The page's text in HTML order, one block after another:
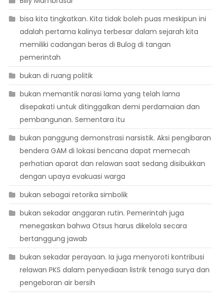
bisa kita tingkatkan. Kita tidak boleh puas meskipun ini
adalah pertama kalinya terbesar dalam sejarah kita
memiliki cadangan beras di Bulog di tangan
pemerintah
bukan di ruang politik
bukan memantik narasi lama yang telah lama
disepakati untuk ditinggalkan demi perdamaian dan
pembangunan. Sementara itu
bukan panggung demonstrasi narsistik. Aksi pengibaran
bendera GAM di lokasi bencana dapat memecah
perhatian aparat dan relawan saat sedang disibukkan
dengan upaya evakuasi warga
bukan sebagai retorika simbolik
bukan sekadar anggaran rutin. Pemerintah juga
menegaskan bahwa Otsus harus dikelola secara
bertanggung jawab
bukan sekadar perayaan. Ia juga menyoroti kontribusi
relawan PKS dalam penyediaan listrik tenaga surya dan
pengeboran air bersih